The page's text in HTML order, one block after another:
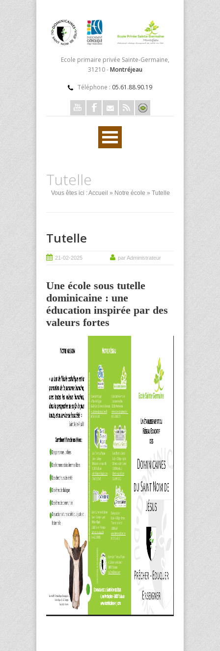
Ecole primaire privée Sainte-Germaine,
31210 -Montréjeau
Téléphone : 05.61.88.90.19
Tutelle
Vous êtes ici :Accueil » Notre école » Tutelle
Tutelle
21-02-2025 par Administrateur
Une école sous tutelle
dominicaine : une
éducation inspirée par des
valeurs fortes